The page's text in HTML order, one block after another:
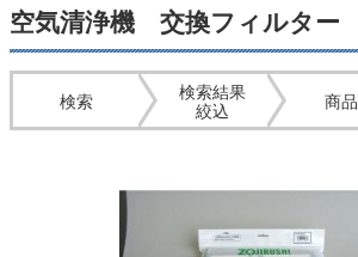
空気清浄機 交換フィルター
検索
検索結果
絞込
商品